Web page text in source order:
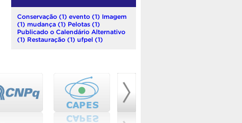
Conservação (1) evento (1) Imagem
(1) mudança (1) Pelotas (1)
Publicado o Calendário Alternativo
(1) Restauração (1) ufpel (1)